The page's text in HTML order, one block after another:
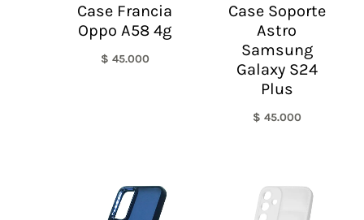
Case Francia
Oppo A58 4g
$ 45.000
Case Soporte
Astro
Samsung
Galaxy S24
Plus
$ 45.000